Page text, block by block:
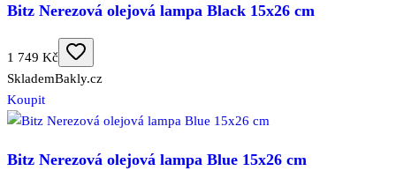
Bitz Nerezová olejová lampa Black 15x26 cm
1 749 Kč
SklademBakly.cz
Koupit
Bitz Nerezová olejová lampa Blue 15x26 cm